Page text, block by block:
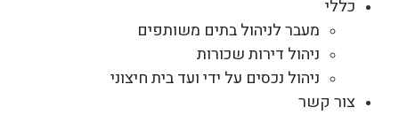
כללי
מעבר לניהול בתים משותפים
ניהול דירות שכורות
ניהול נכסים על ידי ועד בית חיצוני
צור קשר